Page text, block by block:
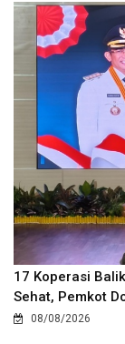
17 Koperasi
Sehat, Pemkot
08/08/2026